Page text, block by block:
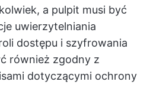
a pulpit musi być
uwierzytelniania
dostępu i szyfrowania
również zgodny z
dotyczącymi ochrony